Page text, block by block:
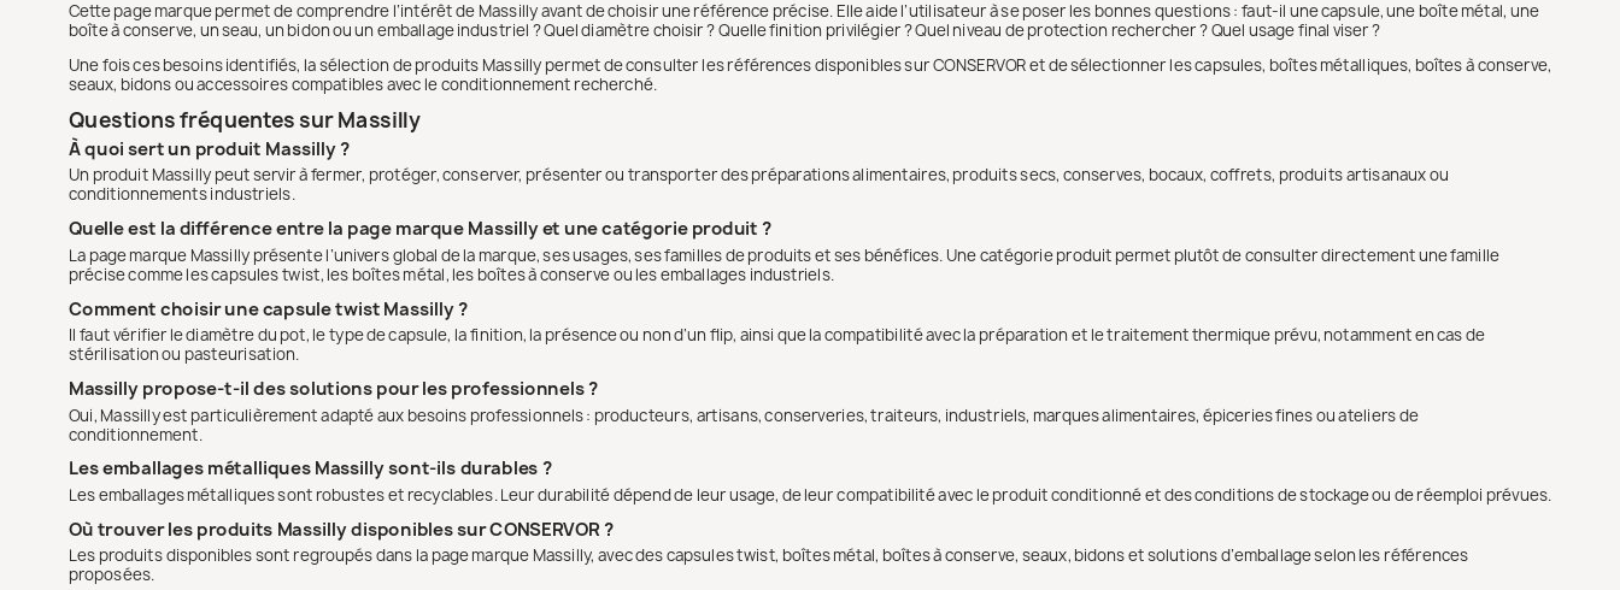
Cette page marque permet de comprendre l’intérêt de Massilly avant de choisir une référence précise. Elle aide l’utilisateur à se poser les bonnes questions : faut-il une capsule, une boîte métal, une
boîte à conserve, un seau, un bidon ou un emballage industriel ? Quel diamètre choisir ? Quelle finition privilégier ? Quel niveau de protection rechercher ? Quel usage final viser ?
Une fois ces besoins identifiés, la sélection de produits Massilly permet de consulter les références disponibles sur CONSERVOR et de sélectionner les capsules, boîtes métalliques, boîtes à conserve,
seaux, bidons ou accessoires compatibles avec le conditionnement recherché.
Questions fréquentes sur Massilly
À quoi sert un produit Massilly ?
Un produit Massilly peut servir à fermer, protéger, conserver, présenter ou transporter des préparations alimentaires, produits secs, conserves, bocaux, coffrets, produits artisanaux ou
conditionnements industriels.
Quelle est la différence entre la page marque Massilly et une catégorie produit ?
La page marque Massilly présente l’univers global de la marque, ses usages, ses familles de produits et ses bénéfices. Une catégorie produit permet plutôt de consulter directement une famille
précise comme les capsules twist, les boîtes métal, les boîtes à conserve ou les emballages industriels.
Comment choisir une capsule twist Massilly ?
Il faut vérifier le diamètre du pot, le type de capsule, la finition, la présence ou non d’un flip, ainsi que la compatibilité avec la préparation et le traitement thermique prévu, notamment en cas de
stérilisation ou pasteurisation.
Massilly propose-t-il des solutions pour les professionnels ?
Oui, Massilly est particulièrement adapté aux besoins professionnels : producteurs, artisans, conserveries, traiteurs, industriels, marques alimentaires, épiceries fines ou ateliers de
conditionnement.
Les emballages métalliques Massilly sont-ils durables ?
Les emballages métalliques sont robustes et recyclables. Leur durabilité dépend de leur usage, de leur compatibilité avec le produit conditionné et des conditions de stockage ou de réemploi prévues.
Où trouver les produits Massilly disponibles sur CONSERVOR ?
Les produits disponibles sont regroupés dans la page marque Massilly, avec des capsules twist, boîtes métal, boîtes à conserve, seaux, bidons et solutions d’emballage selon les références
proposées.